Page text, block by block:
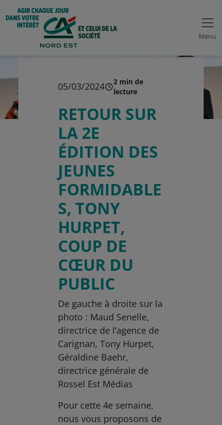
Menu
05/03/2024
2 min de
lecture
RETOUR SUR
LA 2E
ÉDITION DES
JEUNES
FORMIDABLE
S, TONY
HURPET,
COUP DE
CŒUR DU
PUBLIC
De gauche à droite sur la
photo : Maud Senelle,
directrice de l’agence de
Carignan, Tony Hurpet,
Géraldine Baehr,
directrice générale de
Rossel Est Médias
Pour cette 4e semaine,
nous vous proposons de